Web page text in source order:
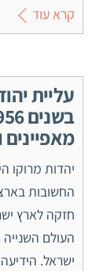
קרא עוד
עליית
מאפיינים
יהדות מרוקו
החשובות
חזקה לארץ
העולם
ישראל.